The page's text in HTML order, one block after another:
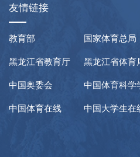
友情链接
教育部
国家体育总局
黑龙江省教育厅
黑龙江省体育
中国奥委会
中国体育科学
中国体育在线
中国大学生在